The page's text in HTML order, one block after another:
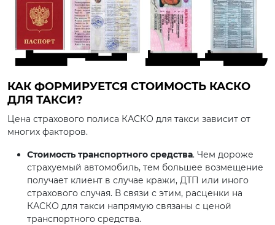
КАК ФОРМИРУЕТСЯ СТОИМОСТЬ КАСКО
ДЛЯ ТАКСИ?
Цена страхового полиса КАСКО для такси зависит от
многих факторов.
Стоимость транспортного средства. Чем дороже
страхуемый автомобиль, тем большее возмещение
получает клиент в случае кражи, ДТП или иного
страхового случая. В связи с этим, расценки на
КАСКО для такси напрямую связаны с ценой
транспортного средства.